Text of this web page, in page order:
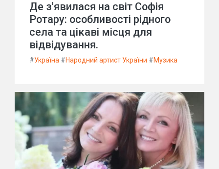
Де з'явилася на світ Софія
Ротару: особливості рідного
села та цікаві місця для
відвідування.
#Україна #Народний артист України #Музика